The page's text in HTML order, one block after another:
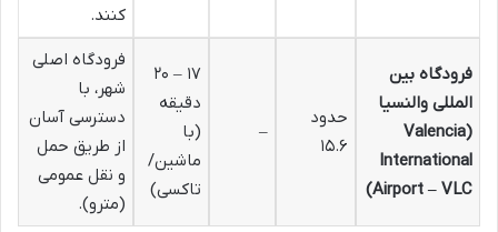
کنند.
فرودگاه بین
المللی والنسیا
(Valencia
International
Airport – VLC)
حدود
۱۵.۶
–
۱۷ – ۲۰
دقیقه
(با
ماشین/
تاکسی)
فرودگاه اصلی
شهر، با
دسترسی آسان
از طریق حمل
و نقل عمومی
(مترو).